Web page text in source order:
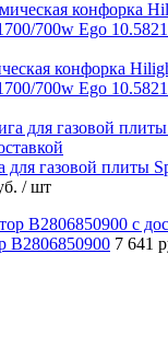
конфорка
700w Ego
для газовой плиты
/ шт
B2806850900 7 641